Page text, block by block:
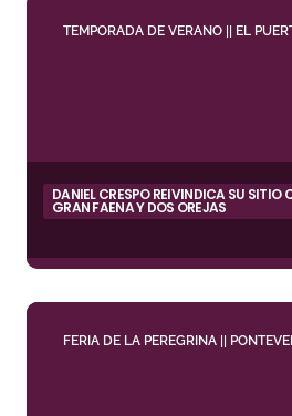
TEMPORADA DE VERANO || EL
DANIEL CRESPO REIVINDICA SU SITIO
GRAN FAENA Y DOS OREJAS
FERIA DE LA PEREGRINA ||